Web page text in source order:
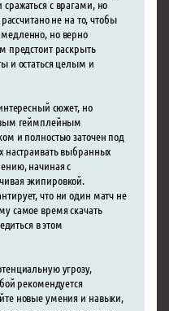
с врагами, но
не на то, чтобы
но верно
предстоит раскрыть
и остаться целым и
сюжет, но
геймплейным
и полностью заточен под
настраивать выбранных
начиная с
экипировкой.
что ни один матч не
самое время скачать
в этом
угрозу,
рекомендуется
новые умения и навыки,